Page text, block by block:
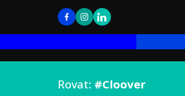
Rovat: #Cloover